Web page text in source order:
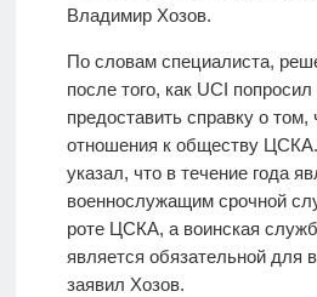
Владимир Хозов.
По словам специалиста,
после того, как UCI попросил
предоставить справку о том,
отношения к обществу
указал, что в течение года
военнослужащим срочной
роте ЦСКА, а воинская
является обязательной для
заявил Хозов.